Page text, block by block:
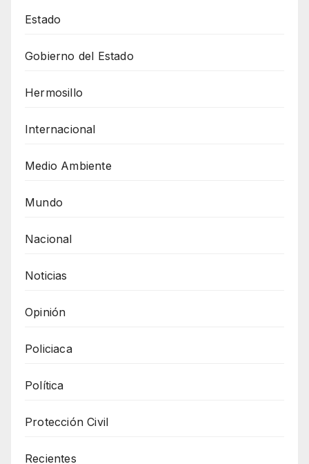
Estado
Gobierno del Estado
Hermosillo
Internacional
Medio Ambiente
Mundo
Nacional
Noticias
Opinión
Policiaca
Política
Protección Civil
Recientes